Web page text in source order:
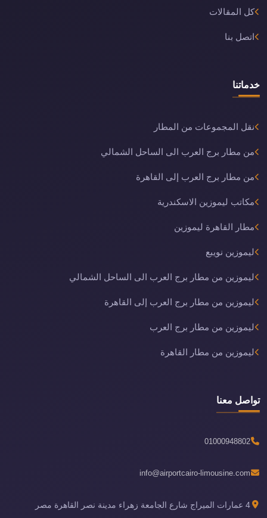
كل المقالات
اتصل بنا
خدماتنا
نقل المجموعات من المطار
من مطار برج العرب الى الساحل الشمالي
من مطار برج العرب إلى القاهرة
مكاتب ليموزين الاسكندرية
مطار القاهرة ليموزين
ليموزين نويبع
ليموزين من مطار برج العرب الى الساحل الشمالي
ليموزين من مطار برج العرب إلى القاهرة
ليموزين من مطار برج العرب
ليموزين من مطار القاهرة
تواصل معنا
01000948802
info@airportcairo-limousine.com
4 عمارات الميراج شارع الجامعة زهراء مدينة نصر القاهرة مصر